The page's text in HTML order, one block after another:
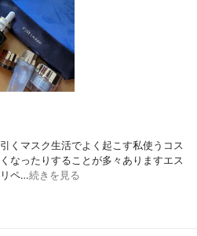
くマスク生活でよく起こす私使うコス
なったりすることが多々ありますエス
ペ…続きを見る